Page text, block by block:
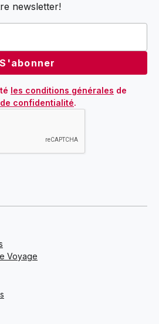
newsletter!
les conditions générales de
confidentialité.
Voyage